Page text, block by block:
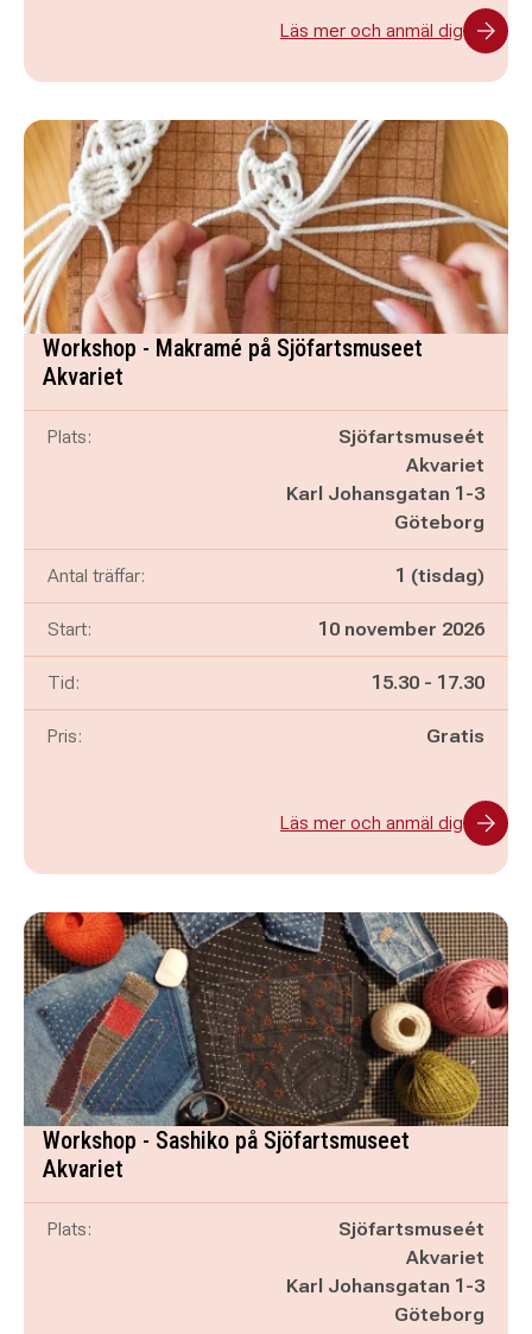
Läs mer och anmäl dig
Workshop - Makramé på Sjöfartsmuseet
Akvariet
Plats:
Sjöfartsmuseét
Akvariet
Karl Johansgatan 1-3
Göteborg
Antal träffar: 1 (tisdag)
Start: 10 november 2026
Tid: Pågår mellan
15.30 - och
17.30
Pris: Gratis
Läs mer och anmäl dig
Workshop - Sashiko på Sjöfartsmuseet
Akvariet
Plats:
Sjöfartsmuseét
Akvariet
Karl Johansgatan 1-3
Göteborg